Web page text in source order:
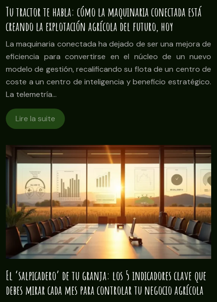
Tu tractor te habla: cómo la maquinaria conectada está
creando la explotación agrícola del futuro, hoy
La maquinaria conectada ha dejado de ser una mejora de
eficiencia para convertirse en el núcleo de un nuevo
modelo de gestión, recalificando su flota de un centro de
coste a un centro de inteligencia y beneficio estratégico.
La telemetría…
Lire la suite
El ‘salpicadero’ de tu granja: los 5 indicadores clave que
debes mirar cada mes para controlar tu negocio agrícola